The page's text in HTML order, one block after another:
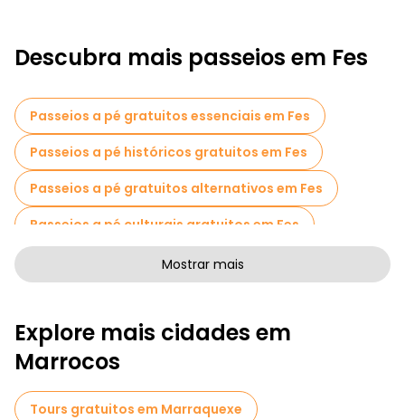
Descubra mais passeios em Fes
Passeios a pé gratuitos essenciais em Fes
Passeios a pé históricos gratuitos em Fes
Passeios a pé gratuitos alternativos em Fes
Passeios a pé culturais gratuitos em Fes
Passeios a pé gratuitos de arte em Fes
Museus em Fes
Visita guiada gratuita à cidade velha Fes
Visitas para pequenos grupos em Fes
Mostrar mais
Explore mais cidades em
Marrocos
Tours gratuitos em Marraquexe